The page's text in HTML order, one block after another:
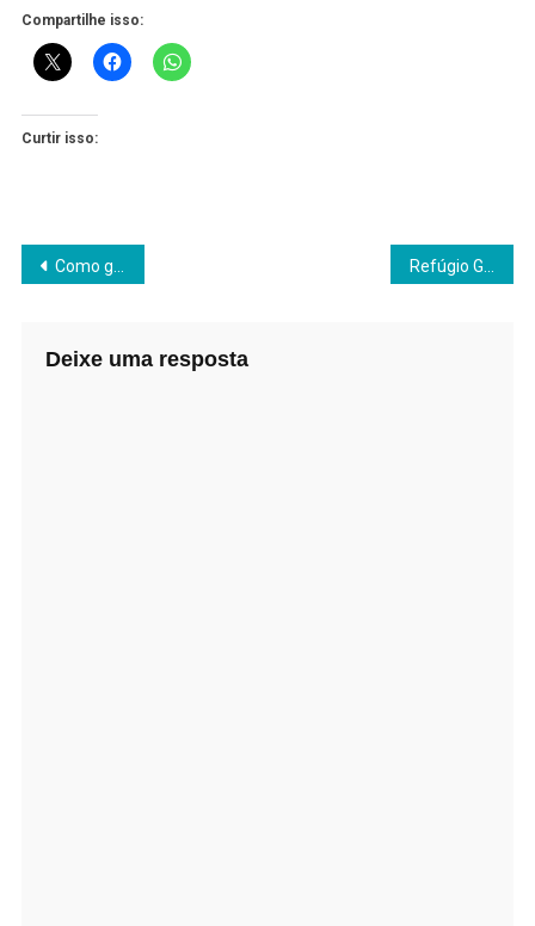
Compartilhe isso:
Curtir isso:
Como garantir que seu cão fique tranquilo no carro Refúgio Gaúcho Costela de Chão e Entretenimento
Deixe uma resposta